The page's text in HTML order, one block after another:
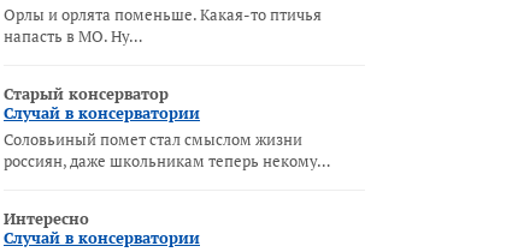
Орлы и орлята поменьше. Какая-то птичья
напасть в МО. Ну…
Старый консерватор
Случай в консерватории
Соловьиный помет стал смыслом жизни
россиян, даже школьникам теперь некому…
Интересно
Случай в консерватории